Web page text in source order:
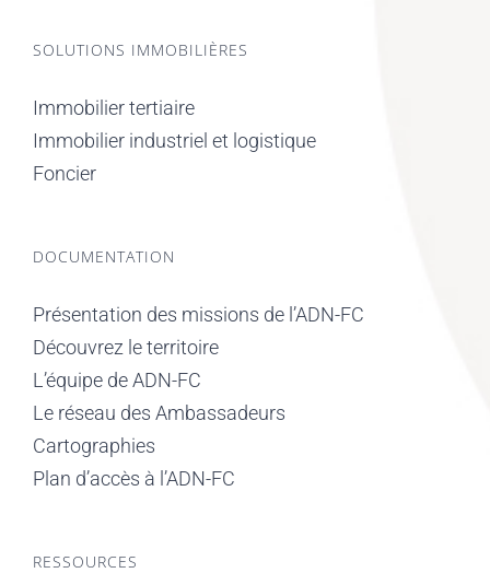
SOLUTIONS IMMOBILIÈRES
Immobilier tertiaire
Immobilier industriel et logistique
Foncier
DOCUMENTATION
Présentation des missions de l’ADN-FC
Découvrez le territoire
L’équipe de ADN-FC
Le réseau des Ambassadeurs
Cartographies
Plan d’accès à l’ADN-FC
RESSOURCES